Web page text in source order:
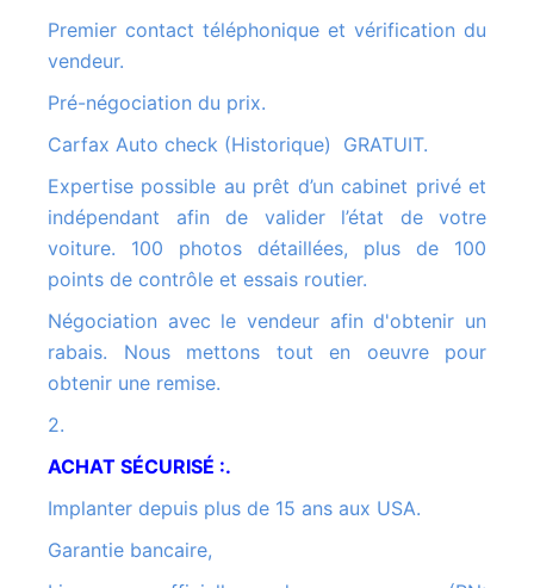
Premier contact téléphonique et vérification du
vendeur.
Pré-négociation du prix.
Carfax Auto check (Historique) GRATUIT.
Expertise possible au prêt d’un cabinet privé et
indépendant afin de valider l’état de votre
voiture. 100 photos détaillées, plus de 100
points de contrôle et essais routier.
Négociation avec le vendeur afin d'obtenir un
rabais. Nous mettons tout en oeuvre pour
obtenir une remise.
2.
ACHAT SÉCURISÉ :.
Implanter depuis plus de 15 ans aux USA.
Garantie bancaire,